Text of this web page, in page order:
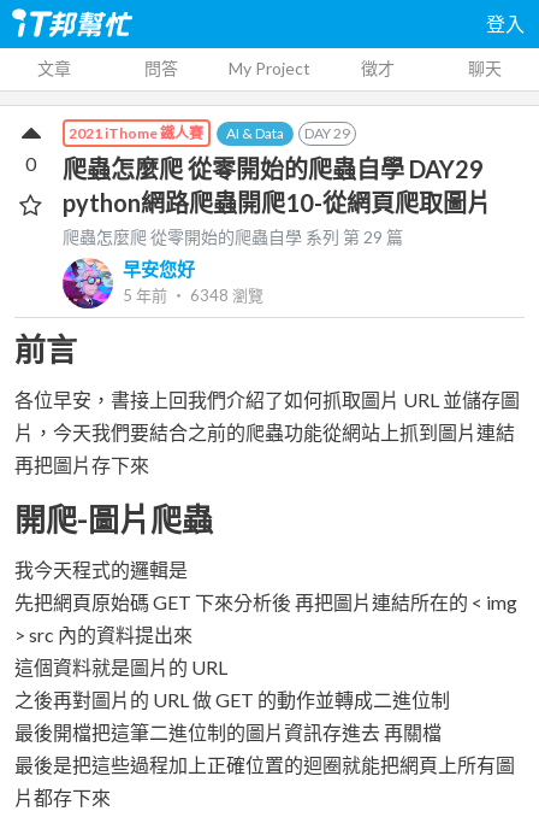
登入
文章 問答 My Project 徵才 聊天
2021 iThome 鐵人賽 AI & Data DAY29
爬蟲怎麼爬 從零開始的爬蟲自學 DAY29
python網路爬蟲開爬10-從網頁爬取圖片
爬蟲怎麼爬 從零開始的爬蟲自學 系列 第29 篇
早安您好
5 年前 ‧ 6348 瀏覽
0
前言
各位早安，書接上回我們介紹了如何抓取圖片 URL 並儲存圖
片，今天我們要結合之前的爬蟲功能從網站上抓到圖片連結
再把圖片存下來
開爬-圖片爬蟲
我今天程式的邏輯是
先把網頁原始碼 GET 下來分析後 再把圖片連結所在的 < img
> src 內的資料提出來
這個資料就是圖片的 URL
之後再對圖片的 URL 做 GET 的動作並轉成二進位制
最後開檔把這筆二進位制的圖片資訊存進去 再關檔
最後是把這些過程加上正確位置的迴圈就能把網頁上所有圖
片都存下來